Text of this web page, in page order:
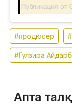
Публикация от
#продюсер
#Гүлзира
Апта